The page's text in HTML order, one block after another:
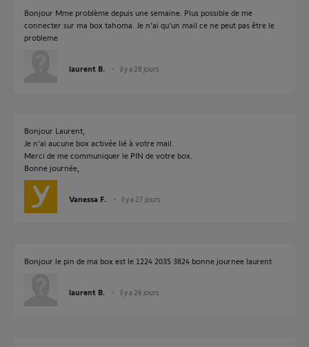
Bonjour Mme problème depuis une semaine. Plus possible de me
connecter sur ma box tahoma. Je n'ai qu'un mail ce ne peut pas être le
probleme
laurent B. il y a 28 jours
Bonjour Laurent,
Je n'ai aucune box activée lié à votre mail.
Merci de me communiquer le PIN de votre box.
Bonne journée,
Vanessa F. il y a 27 jours
Bonjour le pin de ma box est le 1224 2035 3824 bonne journee laurent
laurent B. il y a 26 jours